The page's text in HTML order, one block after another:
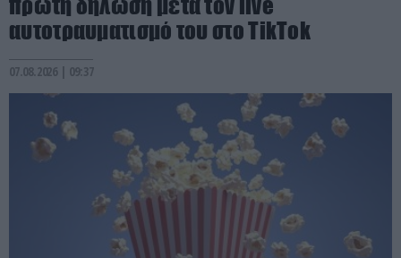
αυτοτραυματισμό του στο TikTok
07.08.2026 | 09:37